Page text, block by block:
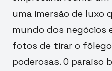
uma imersão de luxo
mundo dos negócios
fotos de tirar o
poderosas. O paraíso